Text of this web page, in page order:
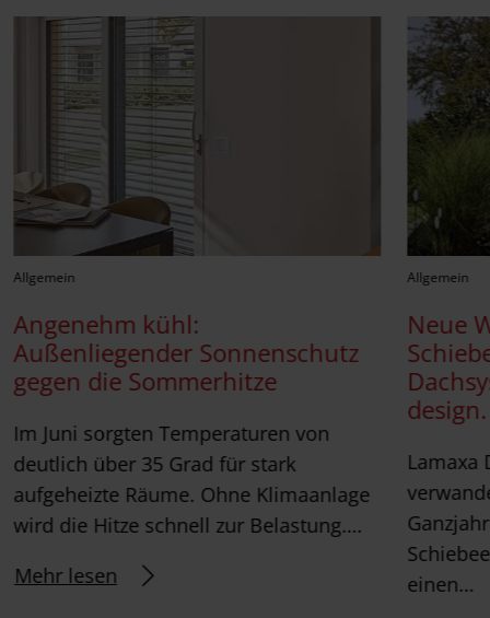
Allgemein
Angenehm kühl:
Außenliegender Sonnenschutz
gegen die Sommerhitze
Im Juni sorgten Temperaturen von
deutlich über 35 Grad für stark
aufgeheizte Räume. Ohne Klimaanlage
wird die Hitze schnell zur Belastung….
Mehr lesen
Allgemein
Neue
design.
Lamaxa
einen…